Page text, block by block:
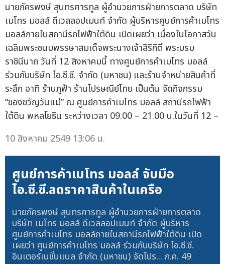
นายภัครพงษ์ สุนทรศารทูล ผู้อำนวยการฝ่ายการตลาด บริษัท
เมโทร มอลล์ ดีเวลลอปเมนท์ จำกัด ผู้บริหารศูนย์การค้าเมโทร
มอลล์ภายในสถานีรถไฟฟ้าใต้ดิน เปิดเผยว่า เนื่องในโอกาสวัน
เฉลิมพระชนมพรรษาสมเด็จพระนางเจ้าสิริกิติ์ พระบรม
ราชินีนาถ วันที่ 12 สิงหาคมนี้ ทางศูนย์การค้าเมโทร มอลล์
ร่วมกับบริษัท ไอ.ซี.ซี. จำกัด (มหาชน) และร้านจำหน่ายสินค้าที่
ระลึก อาทิ ร้านภูฟ้า ร้านไปรษณีย์ไทย เป็นต้น จัดกิจกรรม
“ของขวัญวันแม่” ณ ศูนย์การค้าเมโทร มอลล์ สถานีรถไฟฟ้า
ใต้ดิน พหลโยธิน ระหว่างเวลา 09.00 – 21.00 น.ในวันที่ 12 –
10 สิงหาคม 2549 13:06 น.
ศูนย์การค้าเมโทร มอลล์ จับมือ
ไอ.ซี.ซี.ลดราคาสินค้าในเครือ
นายภัครพงษ์ สุนทรศารทูล ผู้อำนวยการฝ่ายการตลาด
บริษัท เมโทร มอลล์ ดีเวลลอปเมนท์ จำกัด ผู้บริหาร
ศูนย์การค้าเมโทร มอลล์ภายในสถานีรถไฟฟ้าใต้ดิน เปิด
เผยว่า ศูนย์การค้าเมโทร มอลล์ ร่วมกับบริษัท ไอ.ซี.ซี.
อินเตอร์เนชั่นแนล จำกัด (มหาชน) จัดโปร... ก.ค. 49